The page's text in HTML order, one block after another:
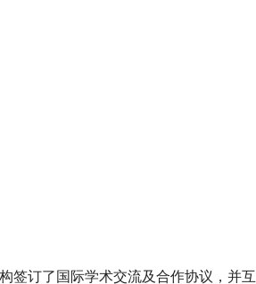
签订了国际学术交流及合作协议，并互